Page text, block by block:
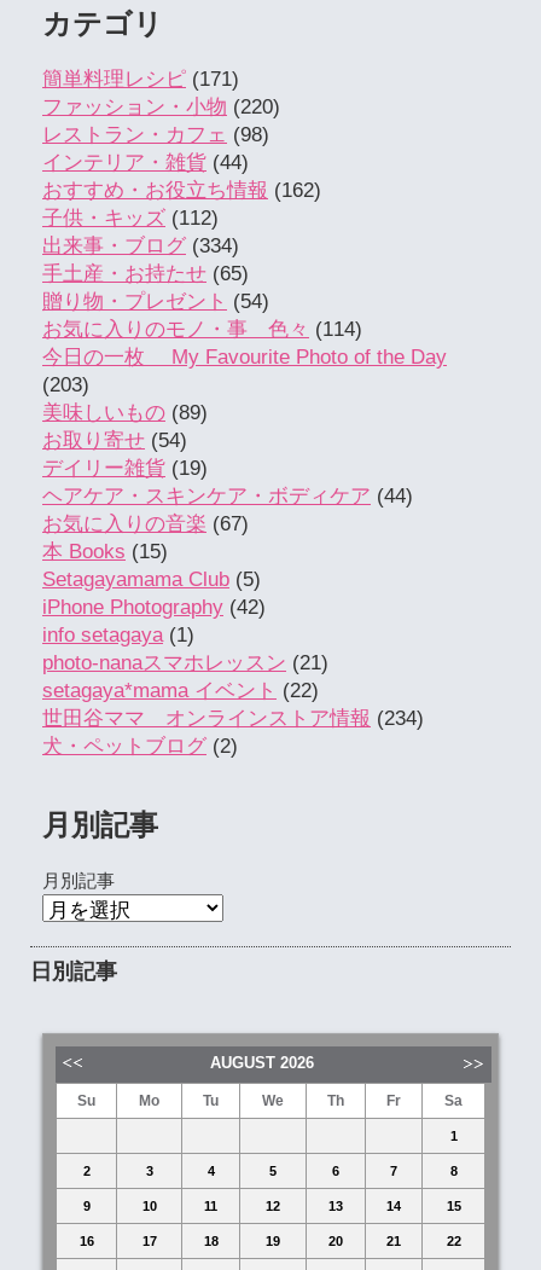
カテゴリ
簡単料理レシピ (171)
ファッション・小物 (220)
レストラン・カフェ (98)
インテリア・雑貨 (44)
おすすめ・お役立ち情報 (162)
子供・キッズ (112)
出来事・ブログ (334)
手土産・お持たせ (65)
贈り物・プレゼント (54)
お気に入りのモノ・事 色々 (114)
今日の一枚 My Favourite Photo of the Day
(203)
美味しいもの (89)
お取り寄せ (54)
デイリー雑貨 (19)
ヘアケア・スキンケア・ボディケア (44)
お気に入りの音楽 (67)
本 Books (15)
Setagayamama Club (5)
iPhone Photography (42)
info setagaya(1)
photo-nanaスマホレッスン (21)
setagaya*mama イベント (22)
世田谷ママ オンラインストア情報 (234)
犬・ペットブログ (2)
月別記事
月別記事
日別記事
AUGUST 2026
Su Mo Tu We Th Fr Sa
1
2 3 4 5 6 7 8
9 10 11 12 13 14 15
16 17 18 19 20 21 22